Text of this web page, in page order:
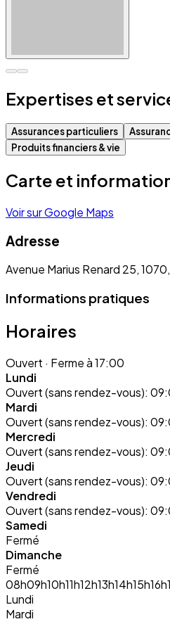
Expertises et
Assurances particuliers
Produits financiers & vie
Carte et
Voir sur Google Maps
Adresse
Avenue Marius Renard 25,
Informations pratiques
Horaires
Ouvert · Ferme à 17:00
Lundi
Ouvert (sans rendez-vous):
Mardi
Ouvert (sans rendez-vous):
Mercredi
Ouvert (sans rendez-vous):
Jeudi
Ouvert (sans rendez-vous):
Vendredi
Ouvert (sans rendez-vous):
Samedi
Fermé
Dimanche
Fermé
08h09h10h11h12h13h14h15h16h
Lundi
Mardi